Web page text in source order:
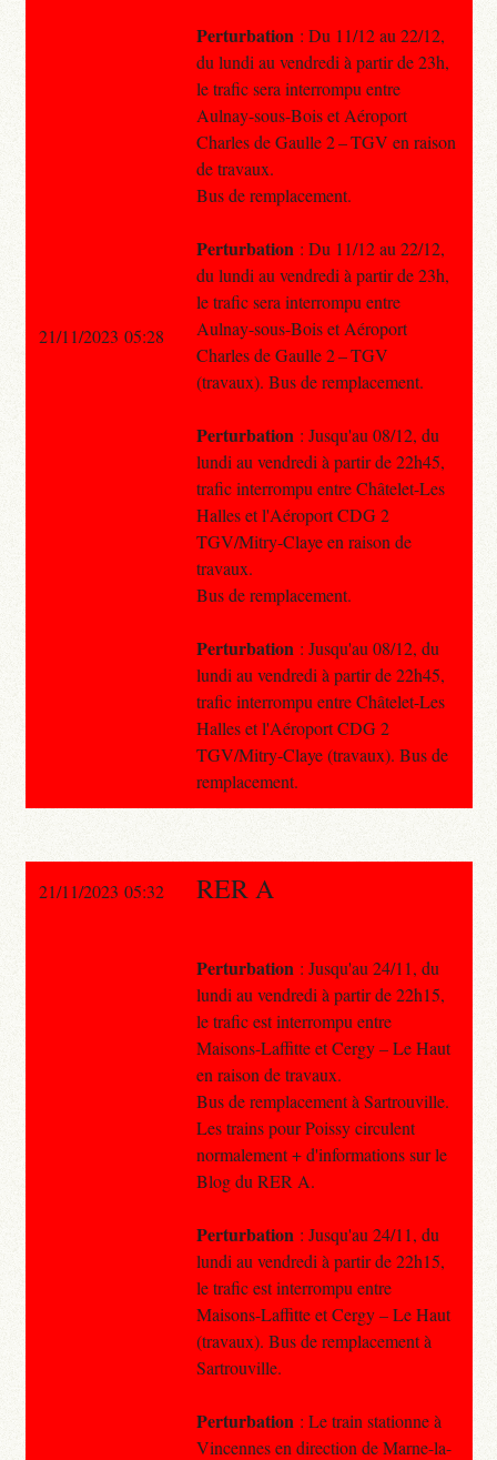
Perturbation : Du 11/12 au 22/12,
du lundi au vendredi à partir de 23h,
le trafic sera interrompu entre
Aulnay-sous-Bois et Aéroport
Charles de Gaulle 2 – TGV en raison
de travaux.
Bus de remplacement.
Perturbation : Du 11/12 au 22/12,
du lundi au vendredi à partir de 23h,
le trafic sera interrompu entre
Aulnay-sous-Bois et Aéroport
Charles de Gaulle 2 – TGV
(travaux). Bus de remplacement.
Perturbation : Jusqu'au 08/12, du
lundi au vendredi à partir de 22h45,
trafic interrompu entre Châtelet-Les
Halles et l'Aéroport CDG 2
TGV/Mitry-Claye en raison de
travaux.
Bus de remplacement.
Perturbation : Jusqu'au 08/12, du
lundi au vendredi à partir de 22h45,
trafic interrompu entre Châtelet-Les
Halles et l'Aéroport CDG 2
TGV/Mitry-Claye (travaux). Bus de
remplacement.
21/11/2023 05:28
21/11/2023 05:32 RER A
Perturbation : Jusqu'au 24/11, du
lundi au vendredi à partir de 22h15,
le trafic est interrompu entre
Maisons-Laffitte et Cergy – Le Haut
en raison de travaux.
Bus de remplacement à Sartrouville.
Les trains pour Poissy circulent
normalement + d'informations sur le
Blog du RER A.
Perturbation : Jusqu'au 24/11, du
lundi au vendredi à partir de 22h15,
le trafic est interrompu entre
Maisons-Laffitte et Cergy – Le Haut
(travaux). Bus de remplacement à
Sartrouville.
Perturbation : Le train stationne à
Vincennes en direction de Marne-la-